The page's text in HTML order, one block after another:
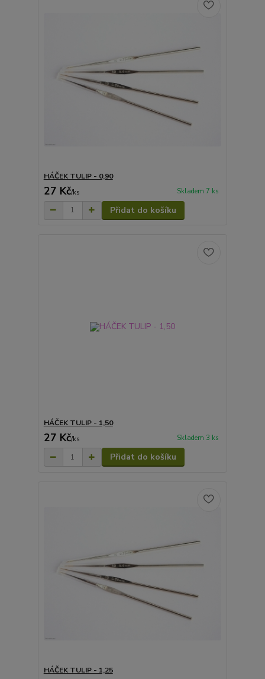
HÁČEK TULIP - 0,90
27 Kč/ks Skladem 7 ks
Přidat do košíku
HÁČEK TULIP - 1,50
27 Kč/ks Skladem 3 ks
Přidat do košíku
HÁČEK TULIP - 1,25